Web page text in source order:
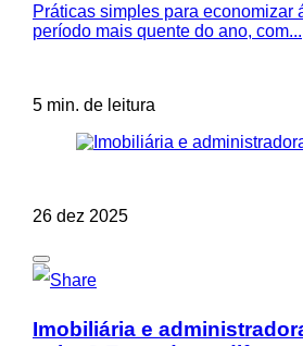
Práticas simples para economizar
período mais quente do ano, com...
5 min. de leitura
26 dez 2025
Imobiliária e